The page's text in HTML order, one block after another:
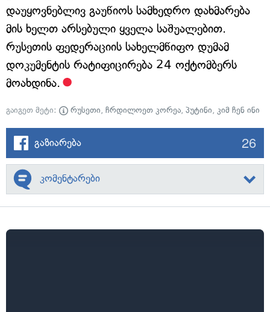
დაუყოვნებლივ გაუწიოს სამხედრო დახმარება
მის ხელთ არსებული ყველა საშუალებით.
რუსეთის ფედერაციის სახელმწიფო დუმამ
დოკუმენტის რატიფიცირება 24 ოქტომბერს
მოახდინა.
გაიგეთ მეტი: რუსეთი, ჩრდილოეთ კორეა, პუტინი, კიმ ჩენ ინი
გაზიარება 26
კომენტარები